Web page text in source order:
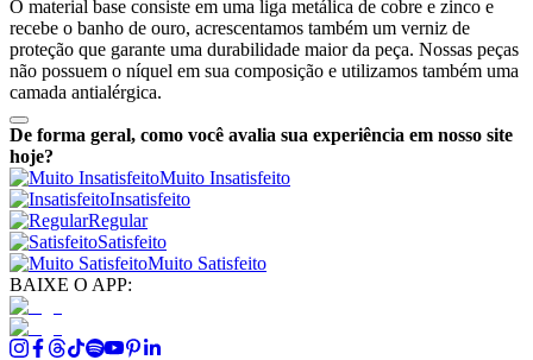
O material base consiste em uma liga metálica de cobre e zinco e
recebe o banho de ouro, acrescentamos também um verniz de
proteção que garante uma durabilidade maior da peça. Nossas peças
não possuem o níquel em sua composição e utilizamos também uma
camada antialérgica.
De forma geral, como você avalia sua experiência em nosso site
hoje?
Muito Insatisfeito
Insatisfeito
Regular
Satisfeito
Muito Satisfeito
BAIXE O APP: